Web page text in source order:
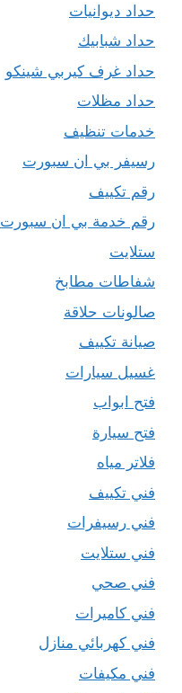
حداد ديوانيات
حداد شبابيك
حداد غرف كيربي شينكو
حداد مظلات
خدمات تنظيف
رسيفر بي ان سبورت
رقم تكييف
رقم خدمة بي ان سبورت
ستلايت
شفاطات مطابخ
صالونات حلاقة
صيانة تكييف
غسيل سيارات
فتح ابواب
فتح سيارة
فلاتر مياه
فني تكييف
فني رسيفرات
فني ستلايت
فني صحي
فني كاميرات
فني كهربائي منازل
فني مكيفات